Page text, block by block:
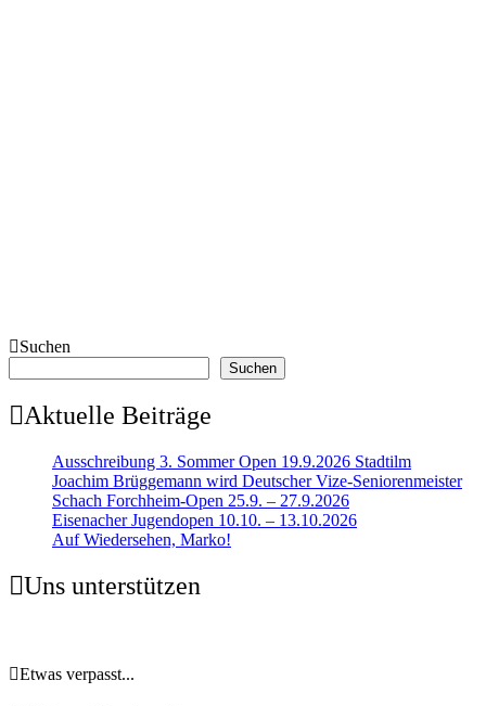
Suchen
Suchen
Aktuelle Beiträge
Ausschreibung 3. Sommer Open 19.9.2026 Stadtilm
Joachim Brüggemann wird Deutscher Vize-Seniorenmeister
Schach Forchheim-Open 25.9. – 27.9.2026
Eisenacher Jugendopen 10.10. – 13.10.2026
Auf Wiedersehen, Marko!
Uns unterstützen
Etwas verpasst...